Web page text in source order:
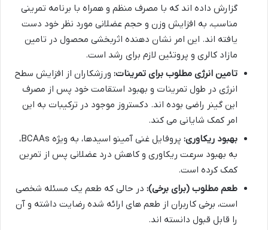
گزارش داده اند که با مصرف منظم و همراه با برنامه تمرینی
مناسب، به افزایش وزن و حجم عضلانی مورد نظر خود دست
یافته اند. این امر نشان دهنده اثربخشی محصول در تامین
مازاد کالری و پروتئین لازم برای رشد است.
تامین انرژی مطلوب برای تمرینات: ورزشکاران از افزایش سطح
انرژی در طول تمرینات و بهبود استقامت خود پس از مصرف
این گینر راضی بوده اند. دکستروز موجود در ترکیبات به این
امر کمک شایانی می کند.
بهبود ریکاوری:
پروفایل غنی آمینو اسیدها، به ویژه BCAAs،
به بهبود سرعت ریکاوری و کاهش درد عضلانی پس از تمرین
کمک کرده است.
طعم مطلوب (برای برخی): در حالی که طعم یک مسئله شخصی
است، برخی کاربران از طعم های ارائه شده رضایت داشته و آن
را قابل قبول دانسته اند.